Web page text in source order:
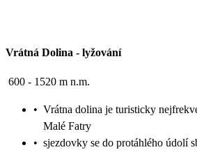
Vrátná Dolina - lyžování
600 - 1520 m n.m.
• Vrátna dolina je turisticky
Malé Fatry
• sjezdovky se do protáhlého údolí